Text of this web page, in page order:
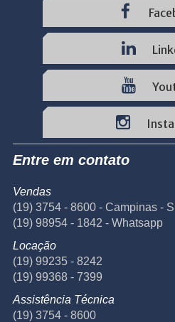
Entre em contato
Vendas
(19) 3754 - 8600 - Campinas -
(19) 98954 - 1842 - Whatsapp
Locação
(19) 99235 - 8242
(19) 99368 - 7399
Assistência Técnica
(19) 3754 - 8600